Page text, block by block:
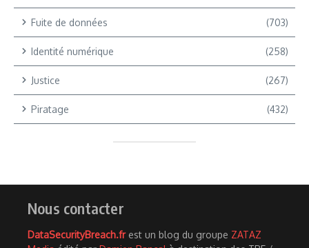
Fuite de données (703)
Identité numérique (258)
Justice (267)
Piratage (432)
Nous contacter
DataSecurityBreach.frest un blog du groupe ZATAZ